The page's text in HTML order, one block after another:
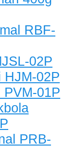
RBF-
02P
HJM-02P
01P
PRB-